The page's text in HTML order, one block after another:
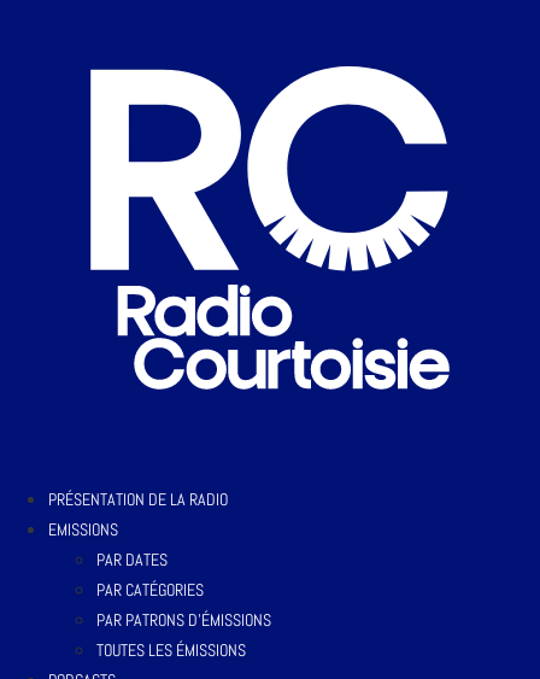
PRÉSENTATION DE LA RADIO
EMISSIONS
PAR DATES
PAR CATÉGORIES
PAR PATRONS D’ÉMISSIONS
TOUTES LES ÉMISSIONS